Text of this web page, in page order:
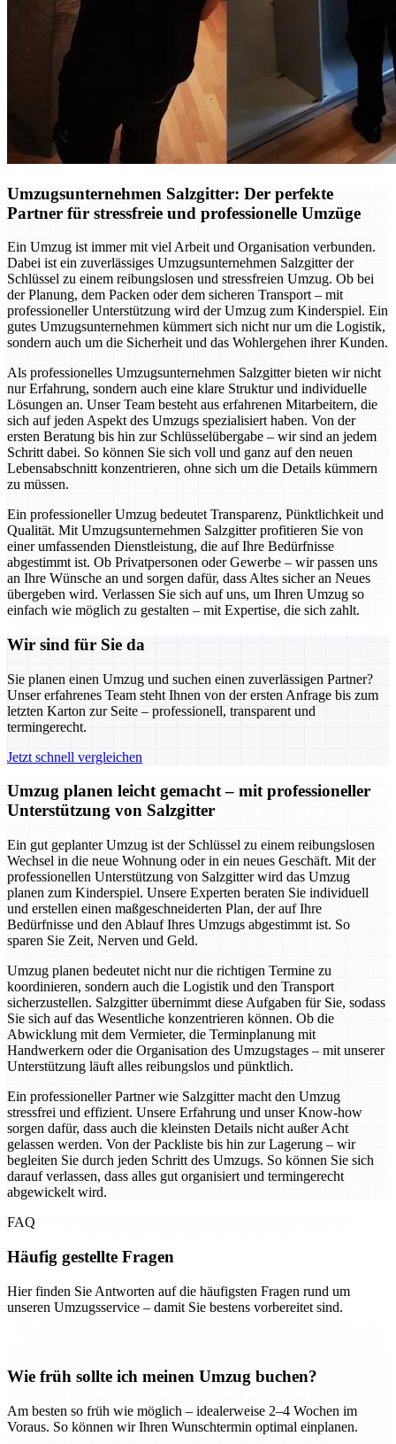
Umzugsunternehmen Salzgitter: Der perfekte
Partner für stressfreie und professionelle Umzüge
Ein Umzug ist immer mit viel Arbeit und Organisation verbunden.
Dabei ist ein zuverlässiges Umzugsunternehmen Salzgitter der
Schlüssel zu einem reibungslosen und stressfreien Umzug. Ob bei
der Planung, dem Packen oder dem sicheren Transport – mit
professioneller Unterstützung wird der Umzug zum Kinderspiel. Ein
gutes Umzugsunternehmen kümmert sich nicht nur um die Logistik,
sondern auch um die Sicherheit und das Wohlergehen ihrer Kunden.
Als professionelles Umzugsunternehmen Salzgitter bieten wir nicht
nur Erfahrung, sondern auch eine klare Struktur und individuelle
Lösungen an. Unser Team besteht aus erfahrenen Mitarbeitern, die
sich auf jeden Aspekt des Umzugs spezialisiert haben. Von der
ersten Beratung bis hin zur Schlüsselübergabe – wir sind an jedem
Schritt dabei. So können Sie sich voll und ganz auf den neuen
Lebensabschnitt konzentrieren, ohne sich um die Details kümmern
zu müssen.
Ein professioneller Umzug bedeutet Transparenz, Pünktlichkeit und
Qualität. Mit Umzugsunternehmen Salzgitter profitieren Sie von
einer umfassenden Dienstleistung, die auf Ihre Bedürfnisse
abgestimmt ist. Ob Privatpersonen oder Gewerbe – wir passen uns
an Ihre Wünsche an und sorgen dafür, dass Altes sicher an Neues
übergeben wird. Verlassen Sie sich auf uns, um Ihren Umzug so
einfach wie möglich zu gestalten – mit Expertise, die sich zahlt.
Wir sind für Sie da
Sie planen einen Umzug und suchen einen zuverlässigen Partner?
Unser erfahrenes Team steht Ihnen von der ersten Anfrage bis zum
letzten Karton zur Seite – professionell, transparent und
termingerecht.
Jetzt schnell vergleichen
Umzug planen leicht gemacht – mit professioneller
Unterstützung von Salzgitter
Ein gut geplanter Umzug ist der Schlüssel zu einem reibungslosen
Wechsel in die neue Wohnung oder in ein neues Geschäft. Mit der
professionellen Unterstützung von Salzgitter wird das Umzug
planen zum Kinderspiel. Unsere Experten beraten Sie individuell
und erstellen einen maßgeschneiderten Plan, der auf Ihre
Bedürfnisse und den Ablauf Ihres Umzugs abgestimmt ist. So
sparen Sie Zeit, Nerven und Geld.
Umzug planen bedeutet nicht nur die richtigen Termine zu
koordinieren, sondern auch die Logistik und den Transport
sicherzustellen. Salzgitter übernimmt diese Aufgaben für Sie, sodass
Sie sich auf das Wesentliche konzentrieren können. Ob die
Abwicklung mit dem Vermieter, die Terminplanung mit
Handwerkern oder die Organisation des Umzugstages – mit unserer
Unterstützung läuft alles reibungslos und pünktlich.
Ein professioneller Partner wie Salzgitter macht den Umzug
stressfrei und effizient. Unsere Erfahrung und unser Know-how
sorgen dafür, dass auch die kleinsten Details nicht außer Acht
gelassen werden. Von der Packliste bis hin zur Lagerung – wir
begleiten Sie durch jeden Schritt des Umzugs. So können Sie sich
darauf verlassen, dass alles gut organisiert und termingerecht
abgewickelt wird.
FAQ
Häufig gestellte Fragen
Hier finden Sie Antworten auf die häufigsten Fragen rund um
unseren Umzugsservice – damit Sie bestens vorbereitet sind.
Wie früh sollte ich meinen Umzug buchen?
Am besten so früh wie möglich – idealerweise 2–4 Wochen im
Voraus. So können wir Ihren Wunschtermin optimal einplanen.